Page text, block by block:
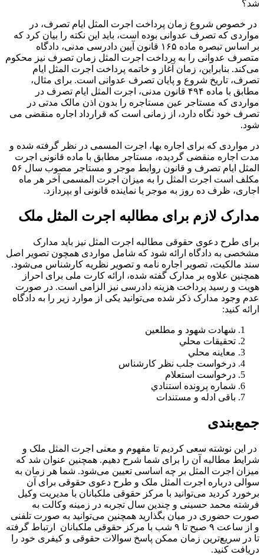
شد؟
در خصوص شروع زمان پرداخت اجرت المثل ایام تصرف، در
مواردی که تصرف عدوانی بوده است، باید این نکته را بیان کرد که
بر اساس تبصره ماده ۱۶۵ قانون آیین دادرسی مدنی، دادگاه
متصرف عدوانی را به پرداخت اجرت‌ المثل زمان تصرف نیز محکوم
می‌کند. بنابراین، زمان آغاز و خاتمه پرداخت اجرت المثل ایام
تصرف، تاریخ شروع و پایان تصرف عدوانی است. برای مثال،
مطابق با ماده ۴۹۴ قانون مدنی، اجرت المثل ایام تصرف در
مواردی که مستاجر عین مستاجره را بدون اذن مالک مدتی در
تصرف خود نگاه دارد، از زمانی است که قرارداد اجاره منقضی می
شود.
در مواردی که برای اجاره بها، اجرت المسمی در نظر گرفته شده و
مدت اجاره منقضی گردیده، مستاجر مطابق با ماده قانونی اجرت
المثل ایام تصرف و قانون روابط موجر و مستاجر مصوب سال ۵۶
مکلف است اجرت‌ المثل را به میزان اجرت‌ المسمی آخر‌ هر ماه
اجاری، ظرف ده روز به موجر یا نماینده قانونی او بپردازد.
مدارک لازم برای مطالبه اجرت المثل ملک
برای طرح دعوی حقوقی مطالبه اجرت المثل نیز باید مدارک
مشخصی به دادگاه ارائه شود که شامل مواردی همچون تصویر اصل
سند مالکیت، تصویر اجاره نامه و تصویر نظریه کارشناس می‌شود.
همچنین علاوه بر مدارک گفته شده، ارائه کارت ملی برای احراز
هویت و رسید پرداخت هزینه دادرسی نیز الزامی است. در صورت
عدم وجود مدارک ذکر شده می‌توانید یکی از موارد زیر را به دادگاه
ارائه کنید:
شهادت شهود و مطلعین
تحقيقات محلي
معاينه محلي
درخواست جلب نظر کارشناس
درخواست استعلام
شماره پرونده استنادي
باقی ادله و مستندات
جمع‌‎بندی
در این نوشته سعی کردیم تا مفهوم و معنی اجرت المثل ملک و
شرایط مطالبه آن را برای شما شرح دهیم. همچنین عنوان شد که
میزان اجرت المثل بر چه اساسی تعیین می‌شود. شما هر زمان به
سوالی درباره اجرت المثل ملک و طرح دعوی حقوقی برای آن
برخورد کردید می‌توانید با مرکز حقوقی ملکبانان با مدیریت وکیل
فرشته محمد حسینی و چندین سال تجربه در زمینه وکالت به
صورت حضوری در میان بگذارید همچنین می‌توانید به صورت تلفنی
و از ساعت ۹ صبح تا ۹ شب با مرکز حقوقی ملکبانان ارتباط گرفته
تا در سریع‌ترین زمان ممکن پاسخ سوالات حقوقی و کیفری خود را
دریافت کنید.